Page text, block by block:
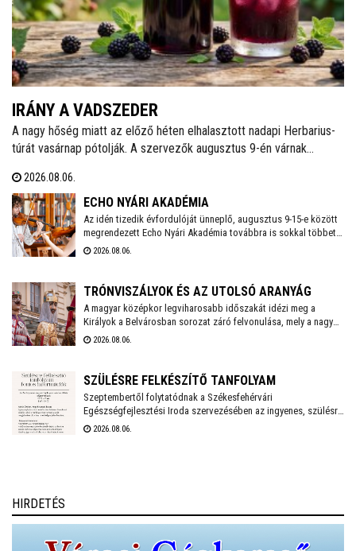
IRÁNY A VADSZEDER
A nagy hőség miatt az előző héten elhalasztott nadapi Herbarius-
túrát vasárnap pótolják. A szervezők augusztus 9-én várnak
vitaminokban és ásványi anyagokban gazdag vadszederből
gyűjtsön Lencsés Rita gyógynövényszakértő vezetésével. A túra
Nadapról indul, a részvételhez ezúttal is előzetes bejelentkezést
kérnek a szokásos elérhetőségeken.
2026.08.06.
ECHO NYÁRI AKADÉMIA
Az idén tizedik évfordulóját ünneplő, augusztus 9-15-e között
megrendezett Echo Nyári Akadémia továbbra is sokkal többet
kínál, mint egy hagyományos zenei mesterkurzus. A családias
egyedülálló találkozási pontja a művésztanároknak, a fiatal
2026.08.06.
TRÓNVISZÁLYOK ÉS AZ UTOLSÓ ARANYÁG
A magyar középkor legviharosabb időszakát idézi meg a
Királyok a Belvárosban sorozat záró felvonulása, mely a nagy
hőség miatt a szokásosnál egy órával később, 18 órakor indul
2026.08.06.
SZÜLÉSRE FELKÉSZÍTŐ TANFOLYAM
Szeptembertől folytatódnak a Székesfehérvári
Egészségfejlesztési Iroda szervezésében az ingyenes, szülésre
felkészítő tanfolyamok. Az idei évben még két turnusra lehet
2026.08.06.
HIRDETÉS